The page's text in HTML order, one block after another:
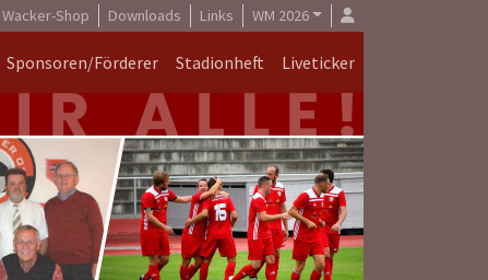
Wacker-Shop Downloads Links WM 2026
Sponsoren/Förderer Stadionheft Liveticker